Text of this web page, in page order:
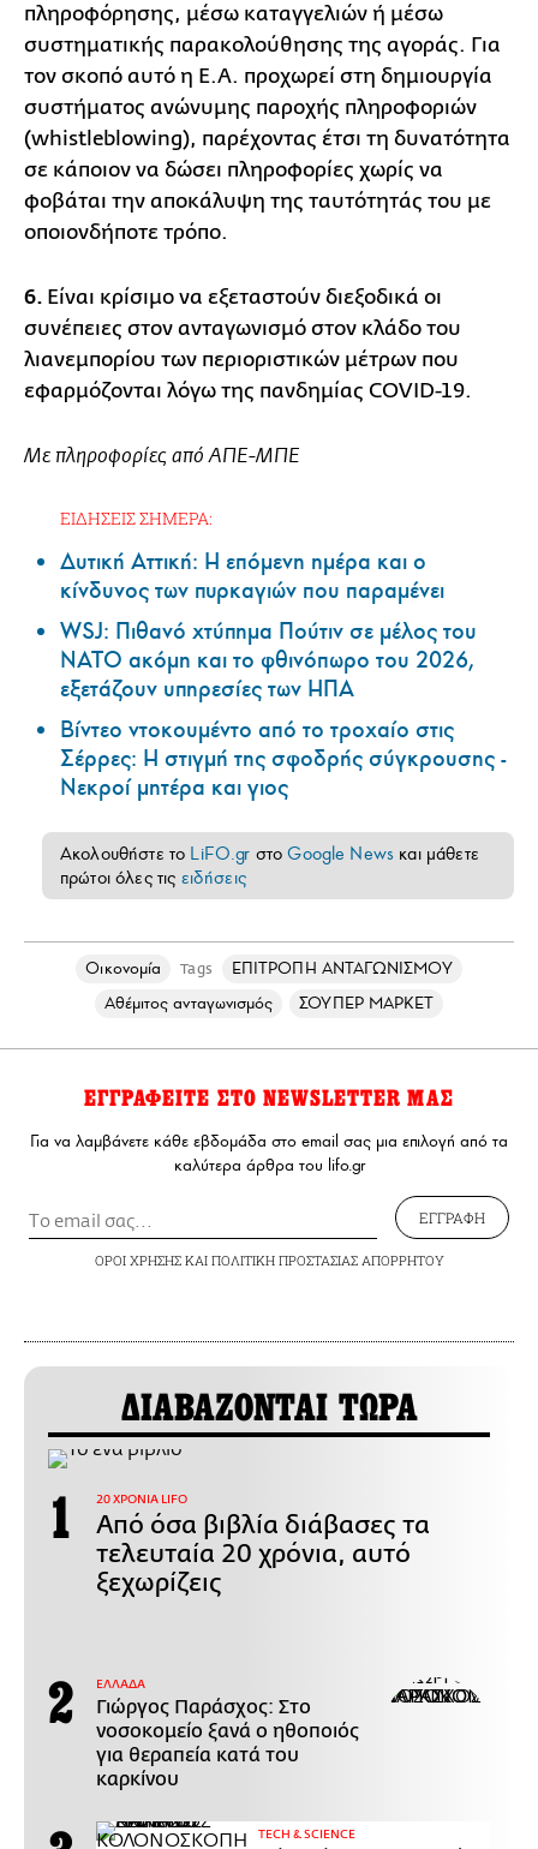
πληροφόρησης, μέσω καταγγελιών ή μέσω
συστηματικής παρακολούθησης της αγοράς. Για
τον σκοπό αυτό η Ε.Α. προχωρεί στη δημιουργία
συστήματος ανώνυμης παροχής πληροφοριών
(whistleblowing), παρέχοντας έτσι τη δυνατότητα
σε κάποιον να δώσει πληροφορίες χωρίς να
φοβάται την αποκάλυψη της ταυτότητάς του με
οποιονδήποτε τρόπο.
6. Είναι κρίσιμο να εξεταστούν διεξοδικά οι
συνέπειες στον ανταγωνισμό στον κλάδο του
λιανεμπορίου των περιοριστικών μέτρων που
εφαρμόζονται λόγω της πανδημίας COVID-19.
Με πληροφορίες από ΑΠΕ-ΜΠΕ
ΕΙΔΗΣΕΙΣ ΣΗΜΕΡΑ:
Δυτική Αττική: Η επόμενη ημέρα και ο
κίνδυνος των πυρκαγιών που παραμένει
WSJ: Πιθανό χτύπημα Πούτιν σε μέλος του
ΝΑΤΟ ακόμη και το φθινόπωρο του 2026,
εξετάζουν υπηρεσίες των ΗΠΑ
Βίντεο ντοκουμέντο από το τροχαίο στις
Σέρρες: Η στιγμή της σφοδρής σύγκρουσης -
Νεκροί μητέρα και γιος
Ακολουθήστε το LiFO.gr στοGoogle News και μάθετε
πρώτοι όλες τις ειδήσεις
Οικονομία Tags
ΕΠΙΤΡΟΠΗ ΑΝΤΑΓΩΝΙΣΜΟΥ
Αθέμιτος ανταγωνισμός
ΣΟΥΠΕΡ ΜΑΡΚΕΤ
ΕΓΓΡΑΦΕΙΤΕ ΣΤΟ NEWSLETTER ΜΑΣ
Για να λαμβάνετε κάθε εβδομάδα στο email σας μια επιλογή από τα
καλύτερα άρθρα του lifo.gr
ΕΓΓΡΑΦΗ
ΟΡΟΙ ΧΡΗΣΗΣΚΑΙ ΠΟΛΙΤΙΚΗ ΠΡΟΣΤΑΣΙΑΣ ΑΠΟΡΡΗΤΟΥ
ΔΙΑΒΑΖΟΝΤΑΙ ΤΩΡΑ
20 ΧΡΟΝΙΑ LIFO
Από όσα βιβλία διάβασες τα
τελευταία 20 χρόνια, αυτό
ξεχωρίζεις
ΕΛΛΑΔΑ
Γιώργος Παράσχος: Στο
νοσοκομείο ξανά ο ηθοποιός
για θεραπεία κατά του
καρκίνου
ΤECH & SCIENCE